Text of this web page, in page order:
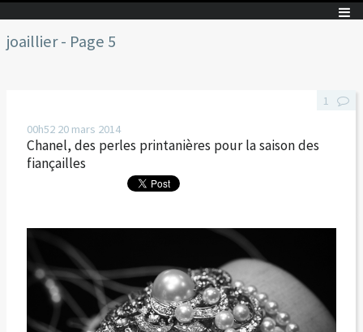
joaillier - Page 5
00h52 20 mars 2014
Chanel, des perles printanières pour la saison des
fiançailles
1